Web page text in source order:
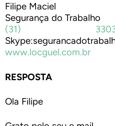
Filipe Maciel
Segurança do Trabalho
(31) 3303-
www.locguel.com.br
RESPOSTA
Ola Filipe